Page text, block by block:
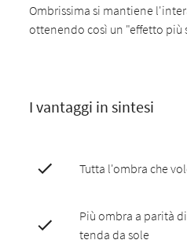
Ombrissima si mantiene
ottenendo così un "effetto più
I vantaggi in sintesi
Tutta l'ombra che
Più ombra a parità
tenda da sole